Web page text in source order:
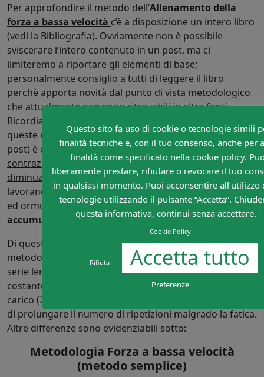
Per approfondire il metodo dell’Allenamento della
forza a bassa velocità c’è a disposizione un intero libro
(vedi la Bibliografia). Ovviamente non è possibile
sviscerare l’intero contenuto in un post, ma ci
limiteremo a riportare gli elementi di base;
personalmente consiglio a tutti di leggere il libro
perchè apporta novità dal punto di vista metodologico
che attualmente non sono ritrovabili in altre fonti.
Ricordiamo che l’effetto biologico allenante principale di
queste metodologie (approfondito nel precedente
post) è quello diallenare la forza muscolare tramite
contrazioni che per intensità/durata provocano una
diminuzione del flusso sanguigno nei muscoli che
lavorano
, inducendo adattamenti (reazioni periferiche
ed ormonali) enfatizzati daimetaboliti che si
accumulano
Di questo metodo esistono attualmente 2 varianti: il
metodo della
forza a bassa velocitàe ilmetodo della
serie lenta a scalare
. Il primo viene fatto a carico
costante, mentre il secondo implica l’abbassamento del
carico (2 volte) durante la serie (senza fermarsi) al fine
di prolungare il numero di ripetizioni malgrado la fatica.
Altre differenze sono evidenziabili sotto:
Metodologia Forza a bassa velocità
(metodo semplice)
Questo sito fa uso di cookie o tecnologie simili
finalità tecniche e, con il tuo consenso, anche per
finalità come specificato nella cookie policy.
liberamente prestare, rifiutare o revocare il tuo
in qualsiasi momento. Puoi acconsentire all’utilizzo
tecnologie utilizzando il pulsante “Accetta”.
questa informativa, continui senza accettare. -
Cookie Policy
Rifiuta Accetta tutto
Preferenze